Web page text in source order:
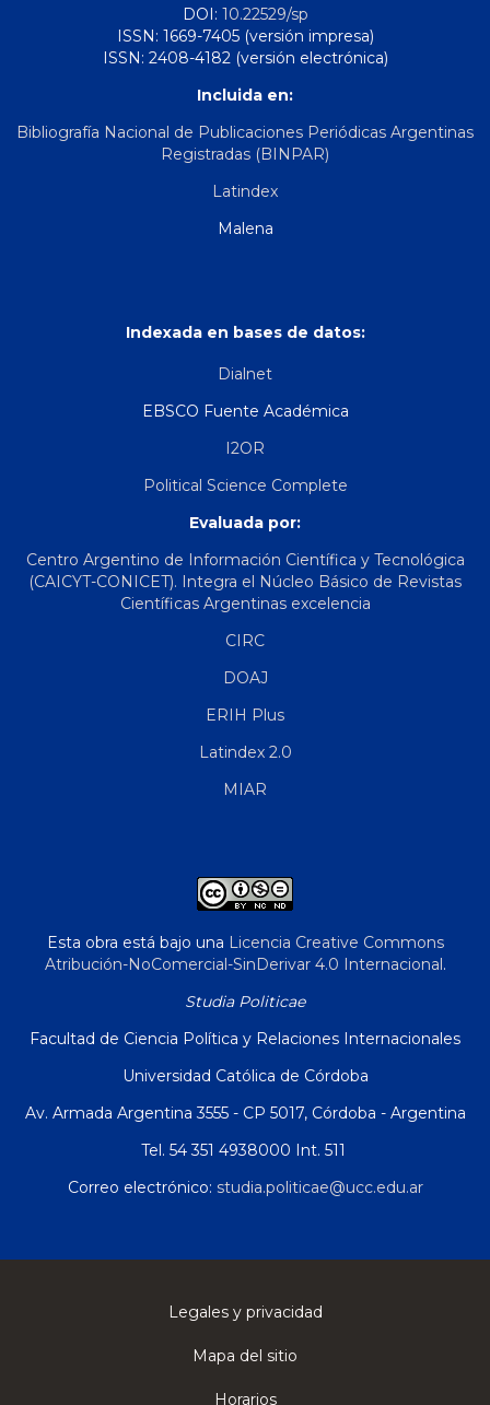
DOI: 10.22529/sp
ISSN: 1669-7405 (versión impresa)
ISSN: 2408-4182 (versión electrónica)
Incluida en:
Bibliografía Nacional de Publicaciones Periódicas Argentinas
Registradas (BINPAR)
Latindex
Malena
Indexada en bases de datos:
Dialnet
EBSCO Fuente Académica
I2OR
Political Science Complete
Evaluada por:
Centro Argentino de Información Científica y Tecnológica
(CAICYT-CONICET). Integra el Núcleo Básico de Revistas
Científicas Argentinas excelencia
CIRC
DOAJ
ERIH Plus
Latindex 2.0
MIAR
Esta obra está bajo una Licencia Creative Commons
Atribución-NoComercial-SinDerivar 4.0 Internacional.
Studia Politicae
Facultad de Ciencia Política y Relaciones Internacionales
Universidad Católica de Córdoba
Av. Armada Argentina 3555 - CP 5017, Córdoba - Argentina
Tel. 54 351 4938000 Int. 511
Correo electrónico: studia.politicae@ucc.edu.ar
Legales y privacidad
Mapa del sitio
Horarios